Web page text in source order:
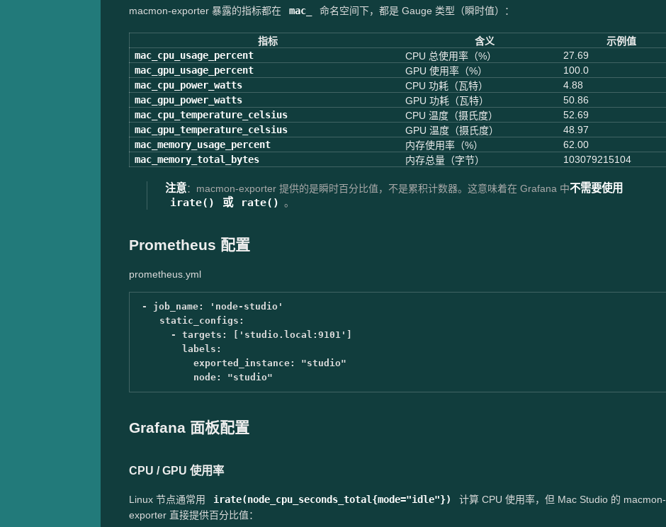
macmon-exporter 暴露的指标都在 mac_ 命名空间下，都是 Gauge 类型（瞬时值）：
指标 含义
示例值
mac_cpu_usage_percent
CPU 总使用率（%）
27.69
mac_gpu_usage_percent
GPU 使用率（%）
100.0
mac_cpu_power_watts
CPU 功耗（瓦特）
4.88
mac_gpu_power_watts
GPU 功耗（瓦特）
50.86
mac_cpu_temperature_celsius
CPU 温度（摄氏度）
52.69
mac_gpu_temperature_celsius
GPU 温度（摄氏度）
48.97
mac_memory_usage_percent
内存使用率（%）
62.00
mac_memory_total_bytes
内存总量（字节） 103079215104
注意：macmon-exporter 提供的是瞬时百分比值，不是累积计数器。这意味着在 Grafana 中不需要使用
irate() 或 rate() 。
Prometheus 配置
prometheus.yml
- job_name: ' node-studio'
static_configs :
-
targets : ' studio.local:9101'
labels :
exported_instance: "studio"
node: "studio"
Grafana 面板配置
CPU / GPU 使用率
Linux 节点通常用 irate(node_cpu_seconds_total{mode="idle"})
计算 CPU 使用率，但 Mac Studio 的 macmon-
exporter 直接提供百分比值：